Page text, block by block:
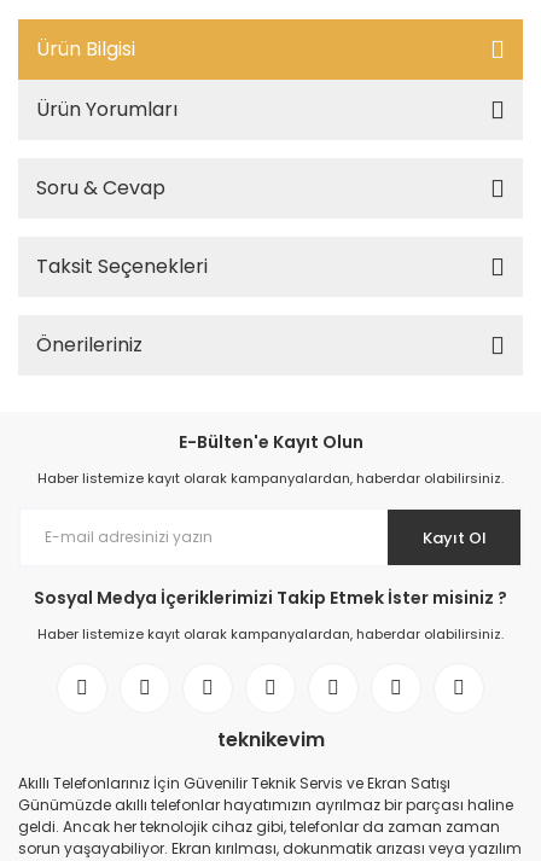
Ürün Bilgisi
Ürün Yorumları
Soru & Cevap
Taksit Seçenekleri
Önerileriniz
E-Bülten'e Kayıt Olun
Haber listemize kayıt olarak kampanyalardan, haberdar olabilirsiniz.
Kayıt Ol
Sosyal Medya İçeriklerimizi Takip Etmek İster misiniz ?
Haber listemize kayıt olarak kampanyalardan, haberdar olabilirsiniz.
teknikevim
Akıllı Telefonlarınız İçin Güvenilir Teknik Servis ve Ekran Satışı
Günümüzde akıllı telefonlar hayatımızın ayrılmaz bir parçası haline
geldi. Ancak her teknolojik cihaz gibi, telefonlar da zaman zaman
sorun yaşayabiliyor. Ekran kırılması, dokunmatik arızası veya yazılım